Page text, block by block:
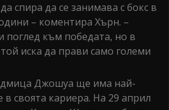
спира да се занимава с бокс в
– коментира Хърн. –
поглед към победата, но в
иска да прави само големи
Джошуа ще има най-
в своята кариера. На 29 април